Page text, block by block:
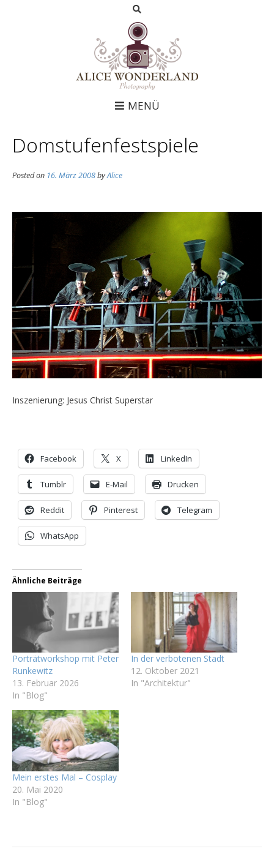
MENÜ
Domstufenfestspiele
Posted on 16. März 2008byAlice
Inszenierung: Jesus Christ Superstar
Facebook X LinkedIn
Tumblr E-Mail Drucken
Reddit Pinterest Telegram
WhatsApp
Ähnliche Beiträge
Porträtworkshop mit Peter
Runkewitz
13. Februar 2026
In "Blog"
In der verbotenen Stadt
12. Oktober 2021
In "Architektur"
Mein erstes Mal – Cosplay
20. Mai 2020
In "Blog"